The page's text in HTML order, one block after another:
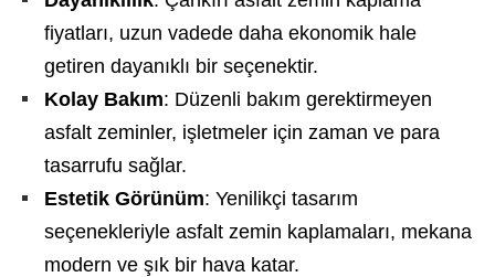
fiyatları, uzun vadede daha ekonomik hale
getiren dayanıklı bir seçenektir.
Kolay Bakım: Düzenli bakım gerektirmeyen
asfalt zeminler, işletmeler için zaman ve para
tasarrufu sağlar.
Estetik Görünüm: Yenilikçi tasarım
seçenekleriyle asfalt zemin kaplamaları, mekana
modern ve şık bir hava katar.